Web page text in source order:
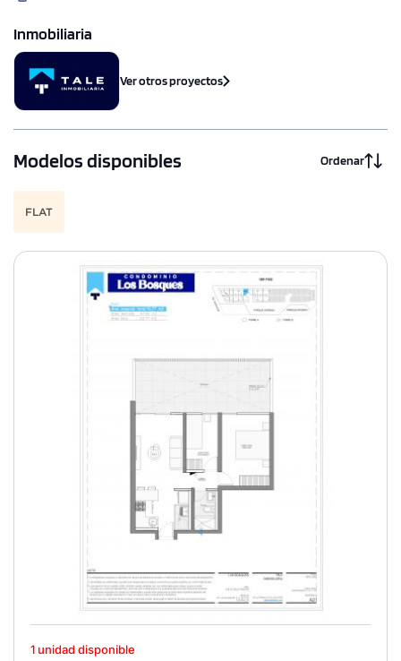
Inmobiliaria
Ver otros proyectos
Modelos disponibles Ordenar
FLAT
1 unidad disponible